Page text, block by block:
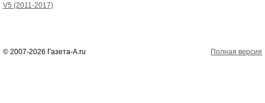
V5 (2011-2017)
© 2007-2026 Газета-А.ru Полная версия